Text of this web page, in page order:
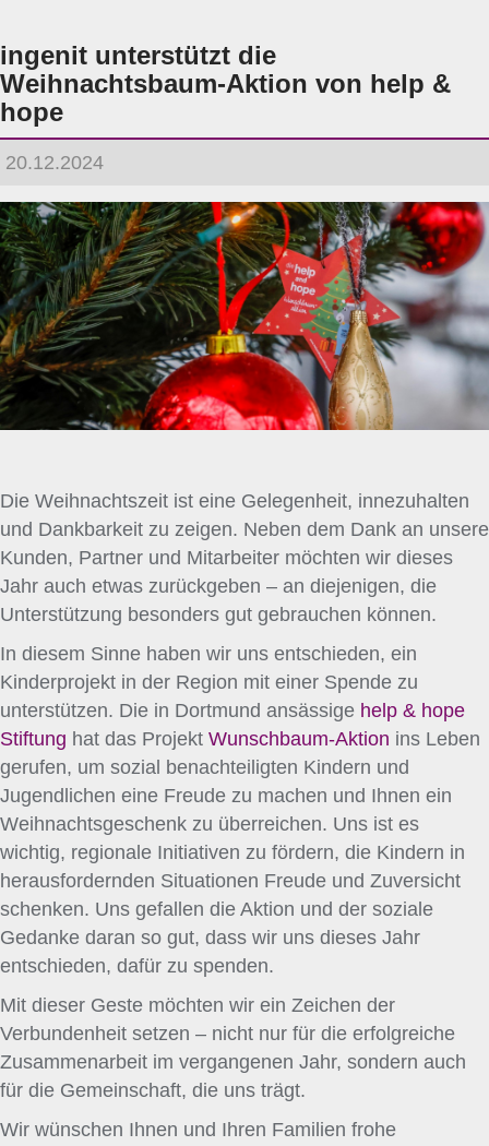
ingenit unterstützt die
Weihnachtsbaum-Aktion von help &
hope
20.12.2024
Die Weihnachtszeit ist eine Gelegenheit, innezuhalten
und Dankbarkeit zu zeigen. Neben dem Dank an unsere
Kunden, Partner und Mitarbeiter möchten wir dieses
Jahr auch etwas zurückgeben – an diejenigen, die
Unterstützung besonders gut gebrauchen können.
In diesem Sinne haben wir uns entschieden, ein
Kinderprojekt in der Region mit einer Spende zu
unterstützen. Die in Dortmund ansässige help & hope
Stiftung hat das Projekt Wunschbaum-Aktion ins Leben
gerufen, um sozial benachteiligten Kindern und
Jugendlichen eine Freude zu machen und Ihnen ein
Weihnachtsgeschenk zu überreichen. Uns ist es
wichtig, regionale Initiativen zu fördern, die Kindern in
herausfordernden Situationen Freude und Zuversicht
schenken. Uns gefallen die Aktion und der soziale
Gedanke daran so gut, dass wir uns dieses Jahr
entschieden, dafür zu spenden.
Mit dieser Geste möchten wir ein Zeichen der
Verbundenheit setzen – nicht nur für die erfolgreiche
Zusammenarbeit im vergangenen Jahr, sondern auch
für die Gemeinschaft, die uns trägt.
Wir wünschen Ihnen und Ihren Familien frohe